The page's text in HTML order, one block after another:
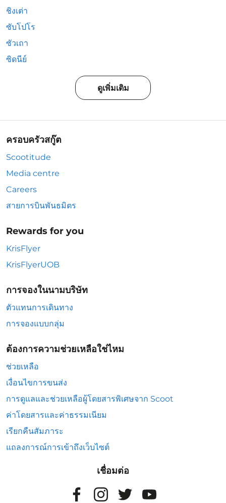
ชิงเต่า
ซับโปโร
ซัวเถา
ซิดนีย์
ดูเพิ่มเติม
ครอบครัวสกู๊ต
Scootitude
Media centre
Careers
สายการบินพันธมิตร
Rewards for you
KrisFlyer
KrisFlyerUOB
การจองในนามบริษัท
ตัวแทนการเดินทาง
การจองแบบกลุ่ม
ต้องการความช่วยเหลือใช่ไหม
ช่วยเหลือ
เงื่อนไขการขนส่ง
การดูแลและช่วยเหลือผู้โดยสารพิเศษจาก Scoot
ค่าโดยสารและค่าธรรมเนียม
เรียกคืนสัมภาระ
แถลงการณ์การเข้าถึงเว็บไซต์
เชื่อมต่อ